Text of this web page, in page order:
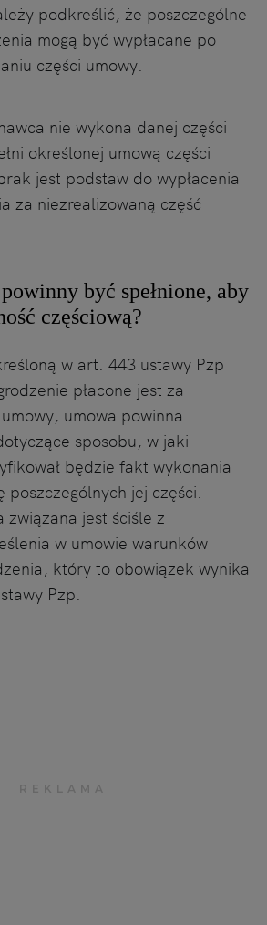
podkreślić, że poszczególne
mogą być wypłacane po
części umowy.
nie wykona danej części
określonej umową części
jest podstaw do wypłacenia
za niezrealizowaną część
być spełnione, aby
częściową?
w art. 443 ustawy Pzp
płacone jest za
umowa powinna
sposobu, w jaki
będzie fakt wykonania
poszczególnych jej części.
związana jest ściśle z
w umowie warunków
który to obowiązek wynika
Pzp.